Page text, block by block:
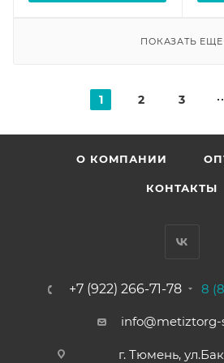
ПОКАЗАТЬ ЕЩЕ
1 2 3
О КОМПАНИИ
КОНТАКТЫ
+7 (922) 266-71-78 8
info@metiztorg-
г. Тюмень,